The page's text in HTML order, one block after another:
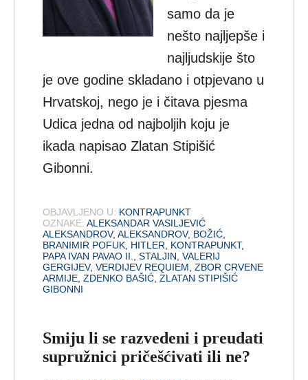
samo da je
nešto najljepše i
najljudskije što
je ove godine skladano i otpjevano u
Hrvatskoj, nego je i čitava pjesma
Udica jedna od najboljih koju je
ikada napisao Zlatan Stipišić
Gibonni.
OBJAVLJENO U: KONTRAPUNKT
OZNAKE: ALEKSANDAR VASILJEVIĆ
ALEKSANDROV,ALEKSANDROV, BOŽIĆ
BRANIMIR POFUK HITLER KONTRAPUNKT,
PAPA IVAN PAVAO II.
,STALJIN ,VALERIJ
GERGIJEV,VERDIJEV REQUIEM ,ZBOR CRVENE
ARMIJE ,ZDENKO BAŠIĆ ,ZLATAN STIPIŠIĆ
GIBONNI
Smiju li se razvedeni i preudati
supružnici pričešćivati ili ne?